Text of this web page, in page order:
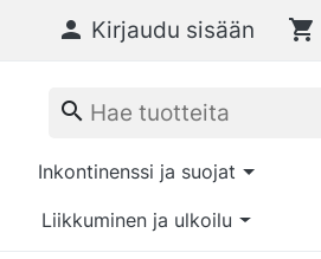
 Kirjaudu sisään shopping_cart
Inkontinenssi ja suojat
Liikkuminen ja ulkoilu
search